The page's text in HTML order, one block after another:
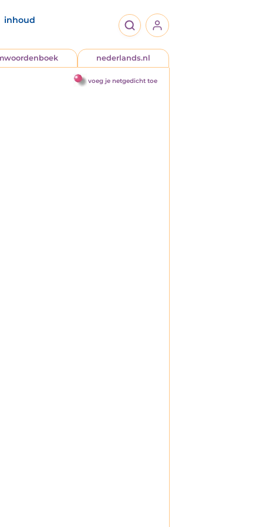
inhoud
nederlands.nl
voeg je netgedicht toe